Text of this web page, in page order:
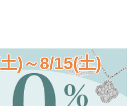
)～8/15(土)